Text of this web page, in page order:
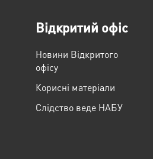
Відкритий офіс
Новини Відкритого
офісу
Корисні матеріали
Слідство веде НАБУ